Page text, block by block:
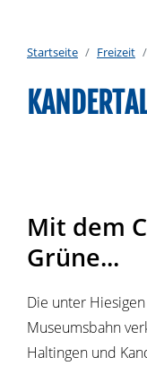
Startseite Freizeit
Mit dem
Grüne...
Die unter
Museumsbahn
Haltingen und